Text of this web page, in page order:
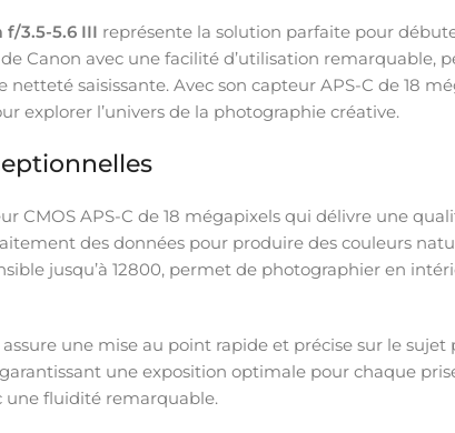
f/3.5-5.6 III représente la solution parfaite pour
Canon avec une facilité d’utilisation
saisissante. Avec son capteur APS-C de 18
explorer l’univers de la photographie créative.
CMOS APS-C de 18 mégapixels qui délivre une
des données pour produire des couleurs
jusqu’à 12800, permet de photographier en
une mise au point rapide et précise sur le
une exposition optimale pour chaque
une fluidité remarquable.